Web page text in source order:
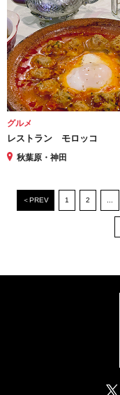
グルメ
レストラン モロッコ
秋葉原・神田
＜PREV 1 2 ...